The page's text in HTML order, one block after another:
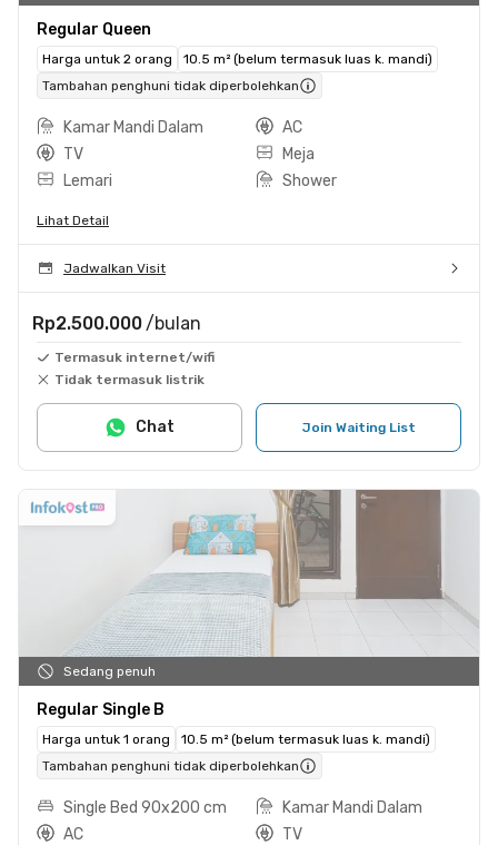
Regular Queen
Harga untuk 2 orang
10.5 m² (belum termasuk luas k. mandi)
Tambahan penghuni tidak diperbolehkan
Kamar Mandi Dalam
AC
TV
Meja
Lemari
Shower
Lihat Detail
Jadwalkan Visit
Rp2.500.000 /bulan
Termasuk internet/wifi
Tidak termasuk listrik
Join Waiting List
Chat
Sedang penuh
Regular Single B
Harga untuk 1 orang
10.5 m² (belum termasuk luas k. mandi)
Tambahan penghuni tidak diperbolehkan
Single Bed 90x200 cm
Kamar Mandi Dalam
AC
TV